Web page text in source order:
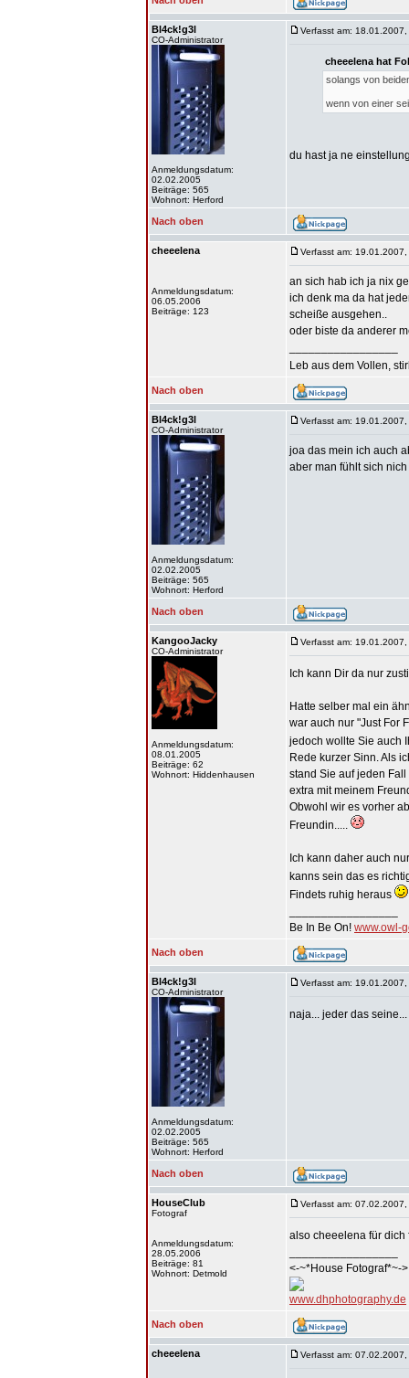
Bl4ck!g3l
CO-Administrator
Anmeldungsdatum:
02.02.2005
Beiträge: 565
Wohnort: Herford
Verfasst am:
cheeelena hat
solangs von
wenn von einer
du hast ja ne
Nach oben
cheeelena
Anmeldungsdatum:
06.05.2006
Beiträge: 123
Verfasst am:
an sich hab ich ja nix
ich denk ma da hat
scheiße ausgehen..
oder biste da anderer
Leb aus dem Vollen,
Nach oben
Bl4ck!g3l
CO-Administrator
Anmeldungsdatum:
02.02.2005
Beiträge: 565
Wohnort: Herford
Verfasst am:
joa das mein ich auch
aber man fühlt sich
Nach oben
KangooJacky
CO-Administrator
Anmeldungsdatum:
08.01.2005
Beiträge: 62
Wohnort: Hiddenhausen
Verfasst am:
Ich kann Dir da nur
Hatte selber mal ein
war auch nur "Just For
jedoch wollte Sie auch
Rede kurzer Sinn. Als
stand Sie auf jeden
extra mit meinem
Obwohl wir es vorher
Freundin.....
Ich kann daher auch
kanns sein das es
Findets ruhig heraus
Be In Be On! www.owl-
Nach oben
Bl4ck!g3l
CO-Administrator
Anmeldungsdatum:
02.02.2005
Beiträge: 565
Wohnort: Herford
Verfasst am:
naja... jeder das
Nach oben
HouseClub
Fotograf
Anmeldungsdatum:
28.05.2006
Beiträge: 81
Wohnort: Detmold
Verfasst am:
also cheeelena für
<-~*House Fotograf*~->
www.dhphotography.de
Nach oben
cheeelena Verfasst am: